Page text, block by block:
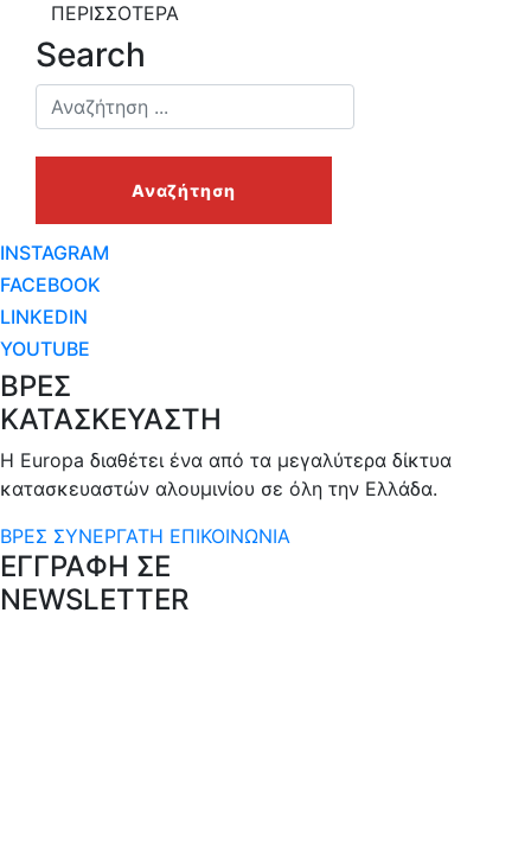
ΠΕΡΙΣΣΟΤΕΡΑ
Search
INSTAGRAM
FACEBOOK
LINKEDIN
YOUTUBE
ΒΡΕΣ
ΚΑΤΑΣΚΕΥΑΣΤΗ
Η Europa διαθέτει ένα από τα μεγαλύτερα δίκτυα
κατασκευαστών αλουμινίου σε όλη την Ελλάδα.
ΒΡΕΣ ΣΥΝΕΡΓΑΤΗ ΕΠΙΚΟΙΝΩΝΙΑ
ΕΓΓΡΑΦΗ ΣΕ
NEWSLETTER